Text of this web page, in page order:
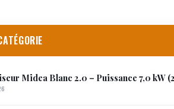
Midea Blanc 2.0 – Puissance 7,0